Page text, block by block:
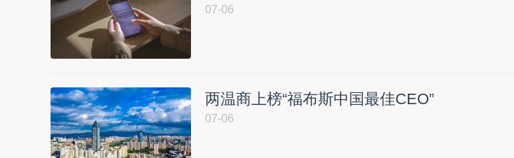
07-06
两温商上榜“福布斯中国最佳CEO”
07-06